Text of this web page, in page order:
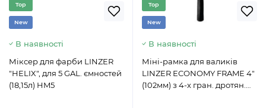
Top
New
В наявності
Міксер для фарби LINZER
"HELIX", для 5 GAL. ємностей
(18,15л) HM5
Top
New
В наявності
Міні-рамка для валиків
LINZER ECONOMY FRAME 4"
(102мм) з 4-х гран. дротян.